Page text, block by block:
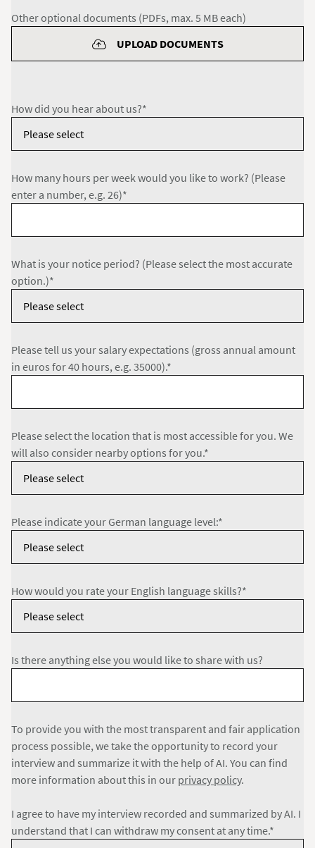
Other optional documents (PDFs, max. 5 MB each)
UPLOAD DOCUMENTS
How did you hear about us?*
How many hours per week would you like to work? (Please
enter a number, e.g. 26)*
What is your notice period? (Please select the most accurate
option.)*
Please tell us your salary expectations (gross annual amount
in euros for 40 hours, e.g. 35000).*
Please select the location that is most accessible for you. We
will also consider nearby options for you.*
Please indicate your German language level:*
How would you rate your English language skills?*
Is there anything else you would like to share with us?
To provide you with the most transparent and fair application
process possible, we take the opportunity to record your
interview and summarize it with the help of AI. You can find
more information about this in our privacy policy.
I agree to have my interview recorded and summarized by AI. I
understand that I can withdraw my consent at any time.*